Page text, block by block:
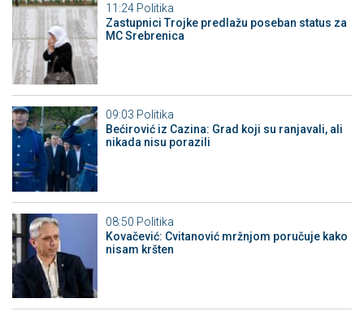
11:24 Politika
Zastupnici Trojke predlažu poseban status za
MC Srebrenica
09:03 Politika
Bećirović iz Cazina: Grad koji su ranjavali, ali
nikada nisu porazili
08:50 Politika
Kovačević: Cvitanović mržnjom poručuje kako
nisam kršten